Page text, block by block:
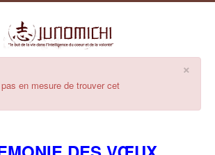
×
en mesure de trouver cet